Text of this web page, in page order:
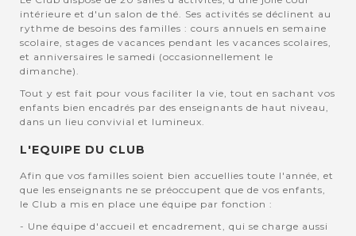
intérieure et d'un salon de thé. Ses activités se déclinent au
rythme de besoins des familles : cours annuels en semaine
scolaire, stages de vacances pendant les vacances scolaires,
et anniversaires le samedi (occasionnellement le
dimanche).
Tout y est fait pour vous faciliter la vie, tout en sachant vos
enfants bien encadrés par des enseignants de haut niveau,
dans un lieu convivial et lumineux.
L'EQUIPE DU CLUB
Afin que vos familles soient bien accuellies toute l'année, et
que les enseignants ne se préoccupent que de vos enfants,
le Club a mis en place une équipe par fonction :
- Une équipe d'accueil et encadrement, qui se charge aussi